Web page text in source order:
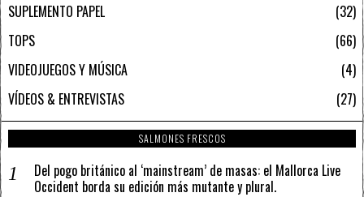
SUPLEMENTO PAPEL
32
TOPS
66
VIDEOJUEGOS Y MÚSICA
4
VÍDEOS & ENTREVISTAS
27
SALMONES FRESCOS
Del pogo británico al ‘mainstream’ de masas: el Mallorca Live
Occident borda su edición más mutante y plural.